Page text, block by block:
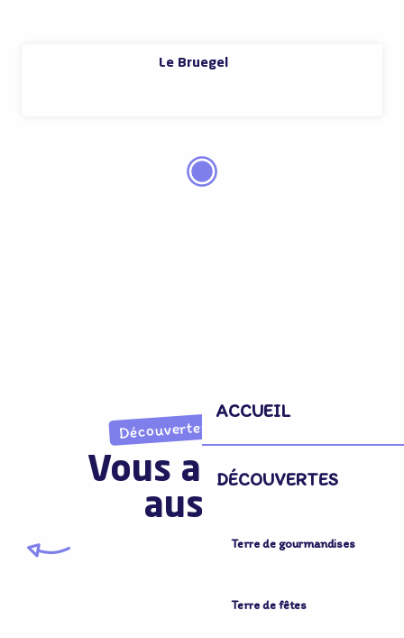
ACCUEIL
DÉCOUVERTES
Terre de gourmandises
Terre de fêtes
Le Bruegel
Découvertes imprévues
Vous aimerez
aussi...